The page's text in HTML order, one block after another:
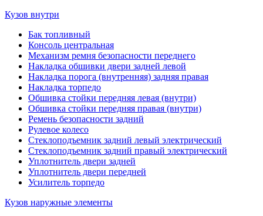
Кузов внутри
Бак топливный
Консоль центральная
Механизм ремня безопасности переднего
Накладка обшивки двери задней левой
Накладка порога (внутренняя) задняя правая
Накладка торпедо
Обшивка стойки передняя левая (внутри)
Обшивка стойки передняя правая (внутри)
Ремень безопасности задний
Рулевое колесо
Стеклоподъемник задний левый электрический
Стеклоподъемник задний правый электрический
Уплотнитель двери задней
Уплотнитель двери передней
Усилитель торпедо
Кузов наружные элементы